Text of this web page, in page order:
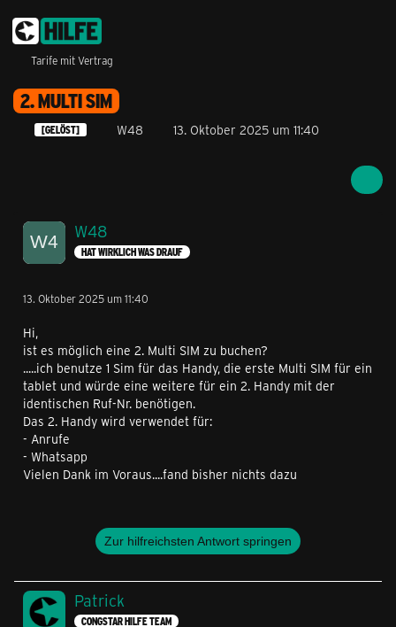
Tarife mit Vertrag
2. MULTI SIM
[GELÖST] W48 13. Oktober 2025 um 11:40
W48
HAT WIRKLICH WAS DRAUF
13. Oktober 2025 um 11:40
Hi,
ist es möglich eine 2. Multi SIM zu buchen?
.....ich benutze 1 Sim für das Handy, die erste Multi SIM für ein
tablet und würde eine weitere für ein 2. Handy mit der
identischen Ruf-Nr. benötigen.
Das 2. Handy wird verwendet für:
- Anrufe
- Whatsapp
Vielen Dank im Voraus....fand bisher nichts dazu
Zur hilfreichsten Antwort springen
Patrick
CONGSTAR HILFE TEAM